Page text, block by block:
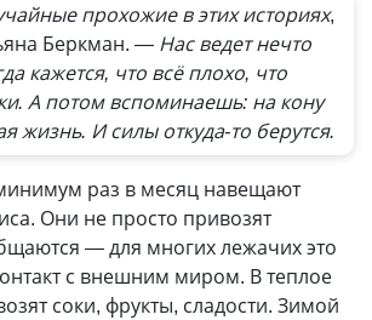
прохожие в этих историях,
Беркман. — Нас ведет нечто
кажется, что всё плохо, что
А потом вспоминаешь: на кону
жизнь. И силы откуда-то берутся.
раз в месяц навещают
Они не просто привозят
— для многих лежачих это
с внешним миром. В теплое
соки, фрукты, сладости. Зимой